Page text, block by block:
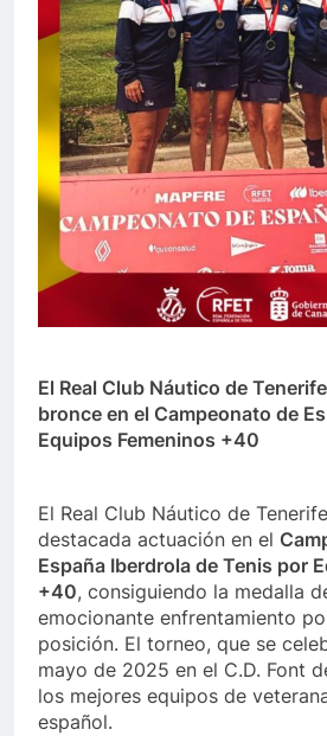
El Real Club Náutico de
bronce en el Campeonato de
Equipos Femeninos +40
El Real Club Náutico de
destacada actuación en el
España Iberdrola de Tenis por
+40, consiguiendo la medalla
emocionante enfrentamiento
posición. El torneo, que se
mayo de 2025 en el C.D. Font
los mejores equipos de
español.